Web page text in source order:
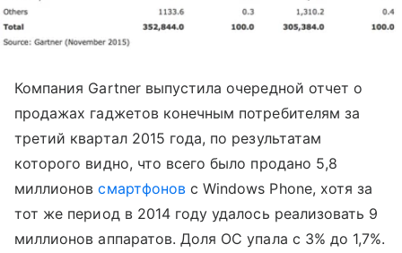
Компания Gartner выпустила очередной отчет о
продажах гаджетов конечным потребителям за
третий квартал 2015 года, по результатам
которого видно, что всего было продано 5,8
миллионовсмартфоновс Windows Phone, хотя за
тот же период в 2014 году удалось реализовать 9
миллионов аппаратов. Доля ОС упала с 3% до 1,7%.